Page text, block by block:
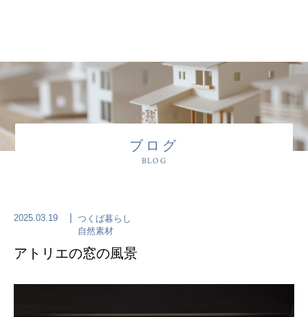
ブログ
BLOG
2025.03.19
つくば暮らし
自然素材
アトリエの窓の風景